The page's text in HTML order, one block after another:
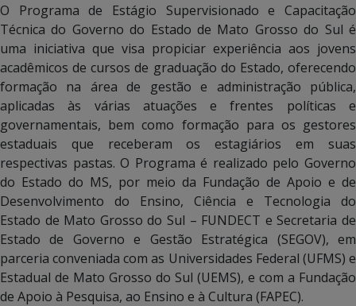
O Programa de Estágio Supervisionado e Capacitação
Técnica do Governo do Estado de Mato Grosso do Sul é
uma iniciativa que visa propiciar experiência aos jovens
acadêmicos de cursos de graduação do Estado, oferecendo
formação na área de gestão e administração pública,
aplicadas às várias atuações e frentes políticas e
governamentais, bem como formação para os gestores
estaduais que receberam os estagiários em suas
respectivas pastas. O Programa é realizado pelo Governo
do Estado do MS, por meio da Fundação de Apoio e de
Desenvolvimento do Ensino, Ciência e Tecnologia do
Estado de Mato Grosso do Sul – FUNDECT e Secretaria de
Estado de Governo e Gestão Estratégica (SEGOV), em
parceria conveniada com as Universidades Federal (UFMS) e
Estadual de Mato Grosso do Sul (UEMS), e com a Fundação
de Apoio à Pesquisa, ao Ensino e à Cultura (FAPEC).